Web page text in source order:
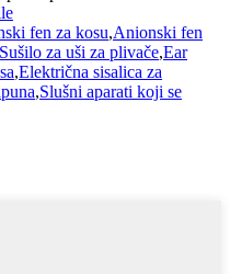
fen za kosu,Anionski fen
Sušilo za uši za plivače,Ear
,Električna sisalica za
,Slušni aparati koji se